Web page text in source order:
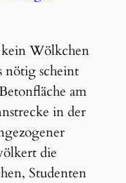
Wölkchen
nötig scheint
am
in der
die
Studenten